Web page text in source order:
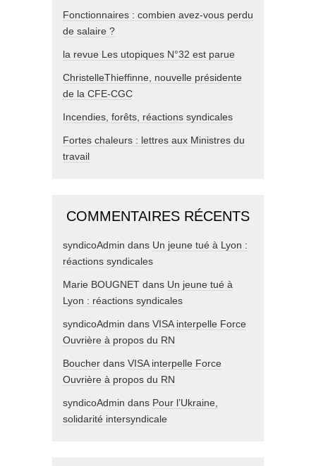
Fonctionnaires : combien avez-vous perdu
de salaire ?
la revue Les utopiques N°32 est parue
ChristelleThieffinne, nouvelle présidente
de la CFE-CGC
Incendies, forêts, réactions syndicales
Fortes chaleurs : lettres aux Ministres du
travail
COMMENTAIRES RÉCENTS
syndicoAdmin dans Un jeune tué à Lyon :
réactions syndicales
Marie BOUGNET dans Un jeune tué à
Lyon : réactions syndicales
syndicoAdmin dans VISA interpelle Force
Ouvrière à propos du RN
Boucher dans VISA interpelle Force
Ouvrière à propos du RN
syndicoAdmin dans Pour l’Ukraine,
solidarité intersyndicale